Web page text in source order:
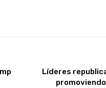
Líderes